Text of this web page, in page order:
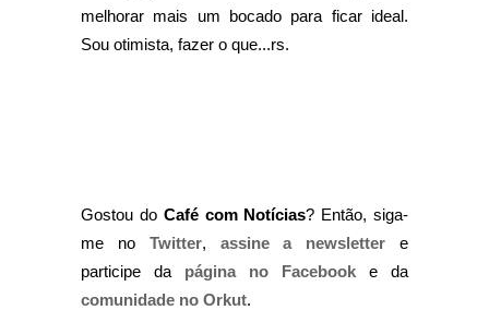
melhorar mais um bocado para ficar ideal.
Sou otimista, fazer o que...rs.
Gostou do Café com Notícias? Então, siga-
me no Twitter, assine a newsletter e
participe da página no Facebook e da
comunidade no Orkut.